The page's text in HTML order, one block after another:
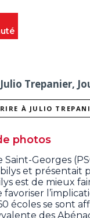
Trepanier,
À JULIO
photos
Georges
et présentait
est de mieux
écoles se sont
des